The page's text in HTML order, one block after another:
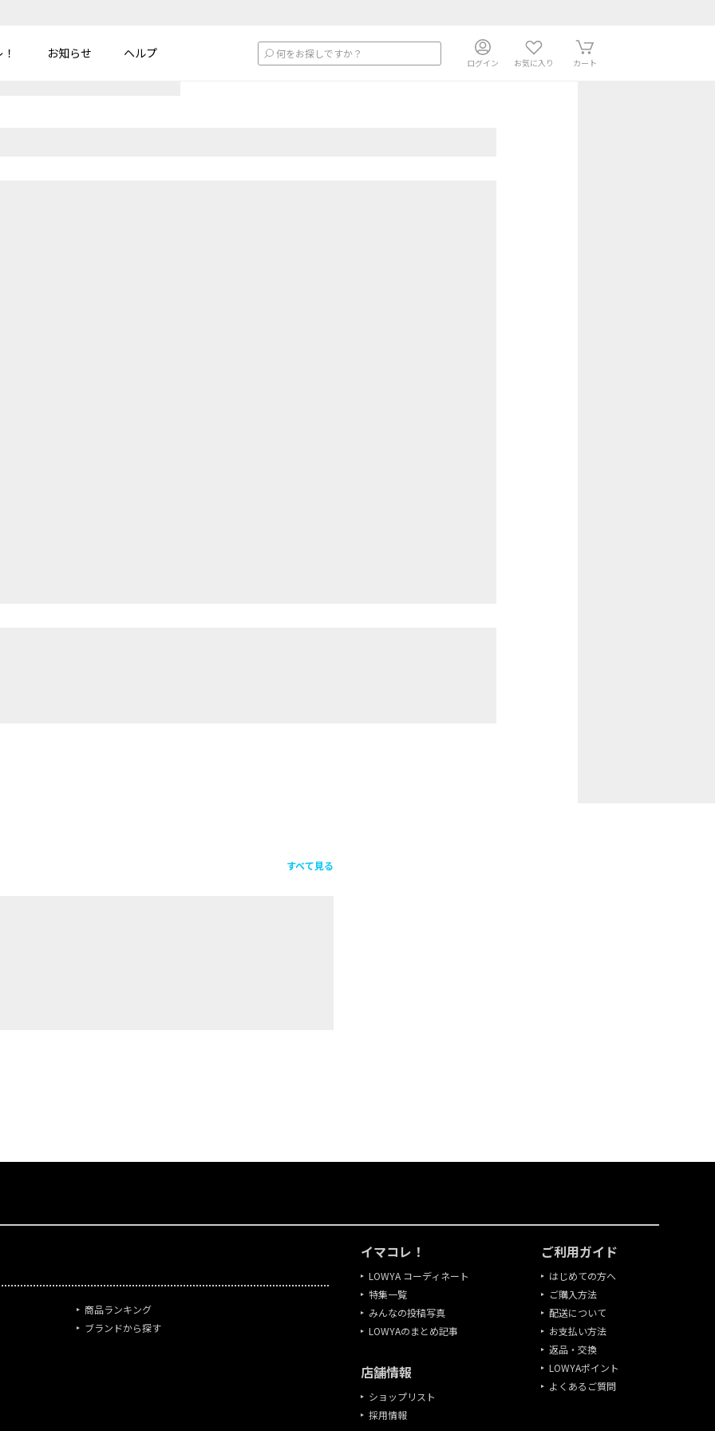
お知らせ ヘルプ
ログイン お気に入り カート
すべて見る
商品ランキング
ブランドから探す
イマコレ！
LOWYA コーディネート
特集一覧
みんなの投稿写真
LOWYAのまとめ記事
店舗情報
ショップリスト
採用情報
ご利用ガイド
はじめての方へ
ご購入方法
配送について
お支払い方法
返品・交換
LOWYAポイント
よくあるご質問